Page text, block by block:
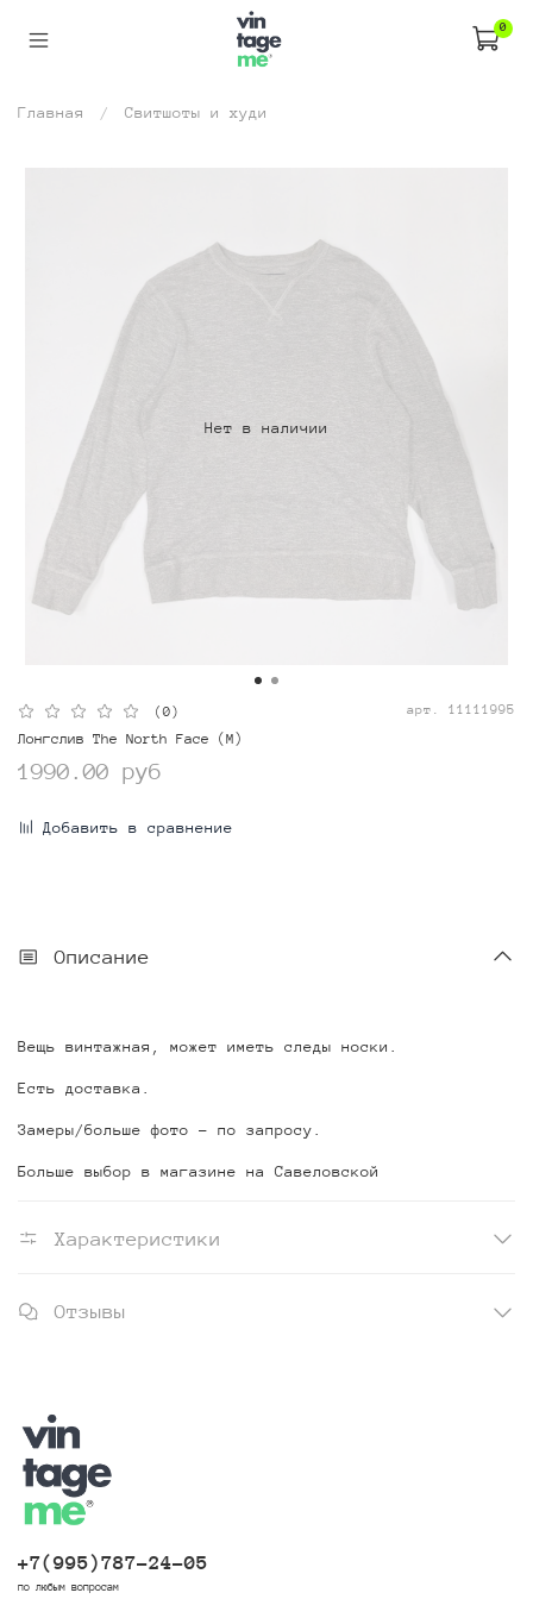
0
Главная Свитшоты и худи
Нет в наличии
(0) арт. 11111995
Лонгслив The North Face (M)
1990.00 руб
Добавить в сравнение
Описание
Вещь винтажная, может иметь следы носки.
Есть доставка.
Замеры/больше фото - по запросу.
Больше выбор в магазине на Савеловской
Характеристики
Отзывы
+7(995)787-24-05
по любым вопросам